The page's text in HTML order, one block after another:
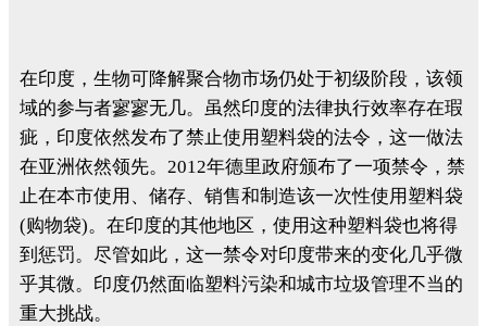
在印度，生物可降解聚合物市场仍处于初级阶段，该领
域的参与者寥寥无几。虽然印度的法律执行效率存在瑕
疵，印度依然发布了禁止使用塑料袋的法令，这一做法
在亚洲依然领先。2012年德里政府颁布了一项禁令，禁
止在本市使用、储存、销售和制造该一次性使用塑料袋
(购物袋)。在印度的其他地区，使用这种塑料袋也将得
到惩罚。尽管如此，这一禁令对印度带来的变化几乎微
乎其微。印度仍然面临塑料污染和城市垃圾管理不当的
重大挑战。